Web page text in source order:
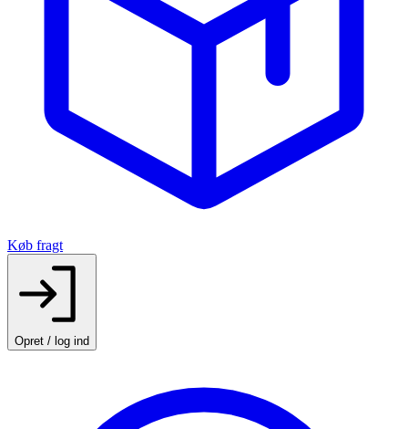
Køb fragt
Opret / log ind